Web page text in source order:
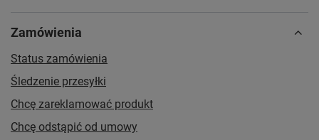
Zamówienia
Status zamówienia
Śledzenie przesyłki
Chcę zareklamować produkt
Chcę odstąpić od umowy